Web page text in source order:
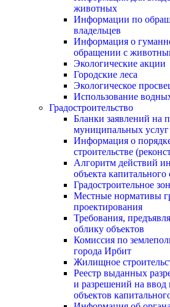
животных
Информации по
владельцев
Информация о
обращении с
Экологические акции
Городские леса
Экологическое
Использование
Градостроительство
Бланки заявлений на
муниципальных услуг
Информация о
строительстве
Алгоритм действий
объекта капитального
Градостроительное
Местные нормативы
проектирования
Требования,
облику объектов
Комиссия по
города Ирбит
Жилищное
Реестр выданных
и разрешений на ввод
объектов